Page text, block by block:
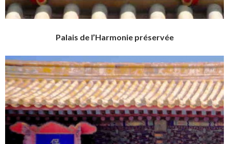
Palais de l’Harmonie préservée